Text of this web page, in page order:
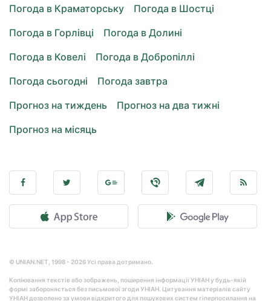
Погода в Краматорську
Погода в Шостці
Погода в Горлівці
Погода в Долині
Погода в Ковелі
Погода в Добропіллі
Погода сьогодні
Погода завтра
Прогноз на тиждень
Прогноз на два тижні
Прогноз на місяць
© UNIAN.NET, 1998 - 2026 Усі права дотримано.
Копіювання текстів або зображень, поширення інформації УНІАН у будь-якій
формі забороняється без письмової згоди УНІАН. Цитування матеріалів сайту
УНІАН дозволено за умови відкритого для пошукових систем гіперпосилання на